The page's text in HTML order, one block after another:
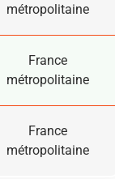
métropolitaine
France
métropolitaine
France
métropolitaine